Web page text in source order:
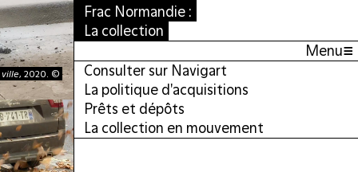
, 2020. ©
Frac Normandie :
La collection
Menu≡
Consulter sur Navigart
La politique d'acquisitions
Prêts et dépôts
La collection en mouvement